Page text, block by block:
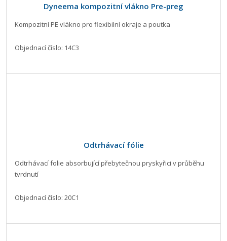
Dyneema kompozitní vlákno Pre-preg
Kompozitní PE vlákno pro flexibilní okraje a poutka
Objednací číslo: 14C3
Odtrhávací fólie
Odtrhávací folie absorbující přebytečnou pryskyřici v průběhu
tvrdnutí
Objednací číslo: 20C1